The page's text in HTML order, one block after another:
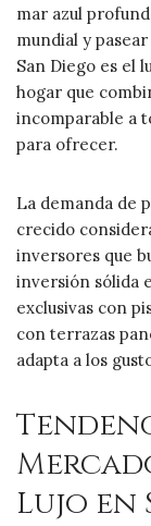
mar azul
mundial y
San Diego es el
hogar que
incomparable a
para ofrecer.
La demanda de
crecido
inversores que
inversión sólida
exclusivas con
con terrazas
adapta a los
Lujo en